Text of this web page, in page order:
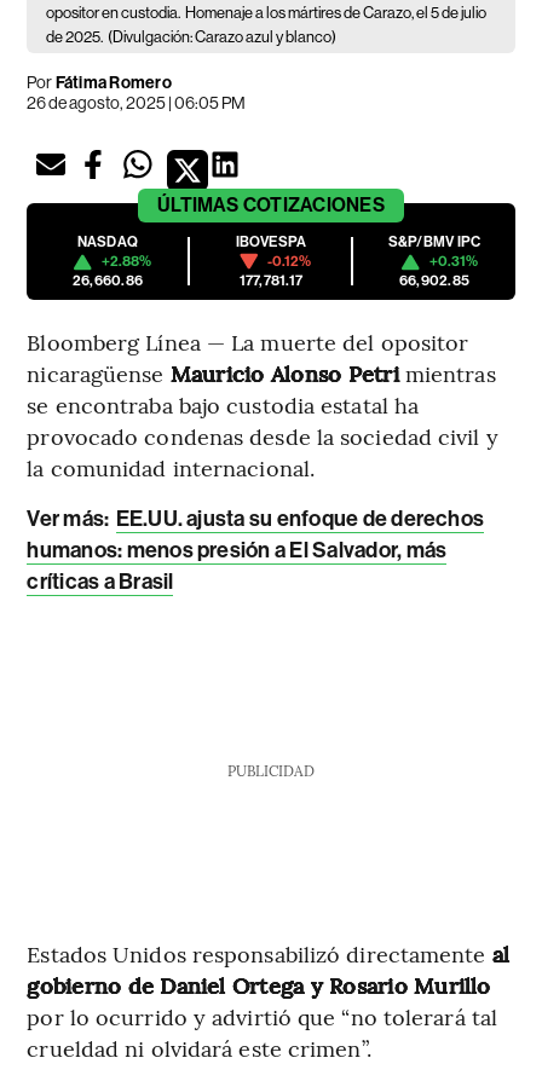
opositor en custodia. Homenaje a los mártires de Carazo, el 5 de julio
de 2025. (Divulgación: Carazo azul y blanco)
PorFátima Romero
26 de agosto, 2025 | 06:05 PM
ÚLTIMAS COTIZACIONES
NASDAQ
+2.88%
26,660.86
IBOVESPA
-0.12%
177,781.17
S&P/BMV IPC
+0.31%
66,902.85
Bloomberg Línea — La muerte del opositor
nicaragüense Mauricio Alonso Petrimientras
se encontraba bajo custodia estatal ha
provocado condenas desde la sociedad civil y
la comunidad internacional.
Ver más: EE.UU. ajusta su enfoque de derechos
humanos: menos presión a El Salvador, más
críticas a Brasil
PUBLICIDAD
Estados Unidos responsabilizó directamente al
gobierno de Daniel Ortega y Rosario Murillo
por lo ocurrido y advirtió que “no tolerará tal
crueldad ni olvidará este crimen”.